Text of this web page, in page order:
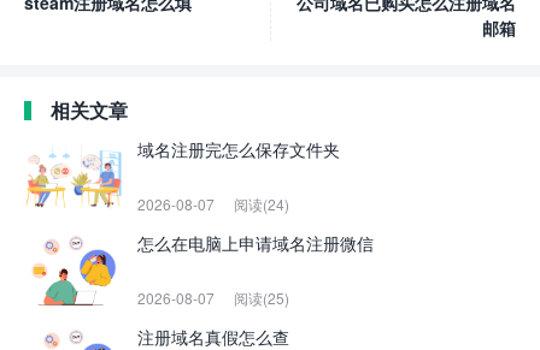
邮箱
相关文章
域名注册完怎么保存文件夹
2026-08-07 阅读(24)
怎么在电脑上申请域名注册微信
2026-08-07 阅读(25)
注册域名真假怎么查